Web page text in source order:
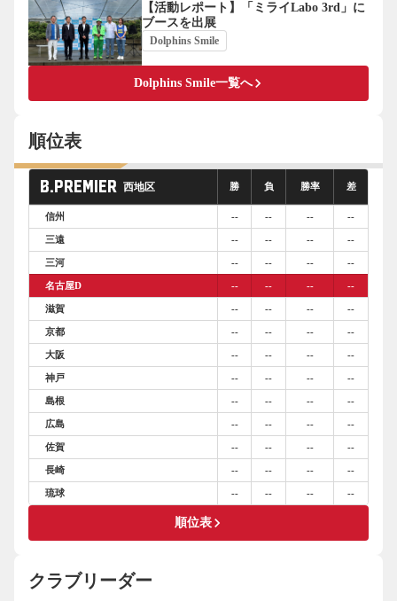
【活動レポート】「ミライLabo 3rd」に
ブースを出展
Dolphins Smile
Dolphins Smile一覧へkeyboard_arrow_right
順位表
B.PREMIER 西地区 勝 負 勝率 差
信州 -- -- -- --
三遠 -- -- -- --
三河 -- -- -- --
名古屋D -- -- -- --
滋賀 -- -- -- --
京都 -- -- -- --
大阪 -- -- -- --
神戸 -- -- -- --
島根 -- -- -- --
広島 -- -- -- --
佐賀 -- -- -- --
長崎 -- -- -- --
琉球 -- -- -- --
順位表keyboard_arrow_right
クラブリーダー